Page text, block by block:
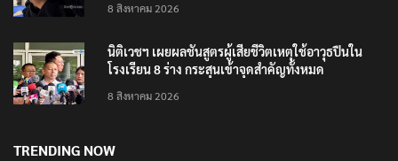
8 สิงหาคม 2026
นิติเวชฯ เผยผลชันสูตรผู้เสียชีวิตเหตุใช้อาวุธปืนใน
โรงเรียน 8 ร่าง กระสุนเข้าจุดสำคัญทั้งหมด
8 สิงหาคม 2026
TRENDING NOW